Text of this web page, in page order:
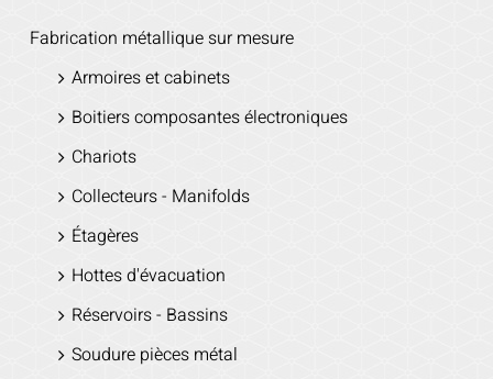
Fabrication métallique sur mesure
Armoires et cabinets
Boitiers composantes électroniques
Chariots
Collecteurs - Manifolds
Étagères
Hottes d'évacuation
Réservoirs - Bassins
Soudure pièces métal